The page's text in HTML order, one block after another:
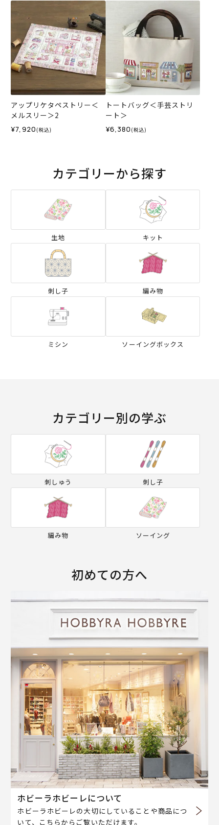
アップリケタペストリー＜
メルスリー＞2
¥7,920 (税込)
トートバッグ＜手芸ストリ
ート＞
¥6,380 (税込)
カテゴリーから探す
生地 キット
刺し子 編み物
ミシン ソーイングボックス
カテゴリー別の学ぶ
刺しゅう 刺し子
編み物 ソーイング
初めての方へ
ホビーラホビーレについて
ホビーラホビーレの大切にしていることや商品につ
いて、こちらからご覧いただけます。